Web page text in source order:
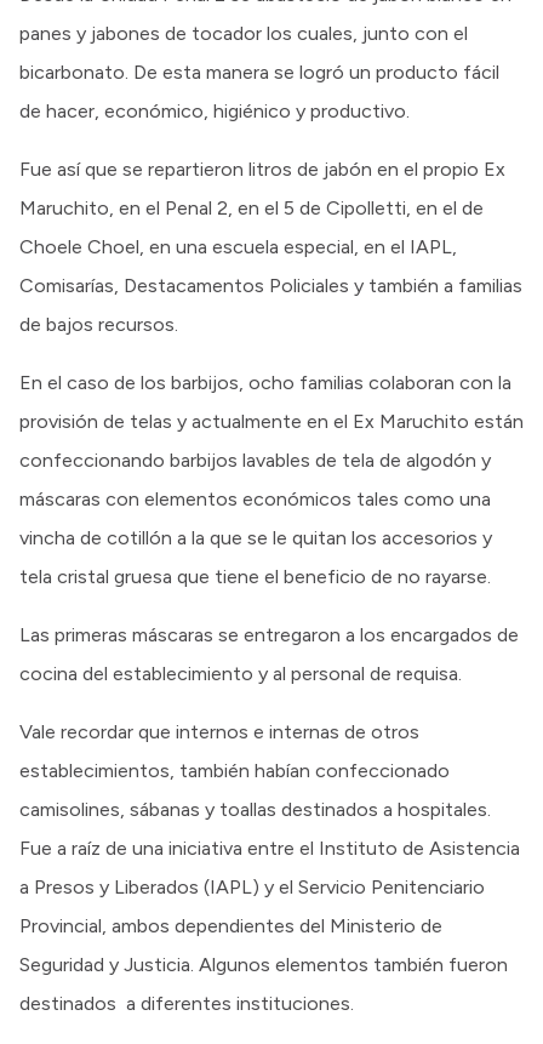
panes y jabones de tocador los cuales, junto con el
bicarbonato. De esta manera se logró un producto fácil
de hacer, económico, higiénico y productivo.
Fue así que se repartieron litros de jabón en el propio Ex
Maruchito, en el Penal 2, en el 5 de Cipolletti, en el de
Choele Choel, en una escuela especial, en el IAPL,
Comisarías, Destacamentos Policiales y también a familias
de bajos recursos.
En el caso de los barbijos, ocho familias colaboran con la
provisión de telas y actualmente en el Ex Maruchito están
confeccionando barbijos lavables de tela de algodón y
máscaras con elementos económicos tales como una
vincha de cotillón a la que se le quitan los accesorios y
tela cristal gruesa que tiene el beneficio de no rayarse.
Las primeras máscaras se entregaron a los encargados de
cocina del establecimiento y al personal de requisa.
Vale recordar que internos e internas de otros
establecimientos, también habían confeccionado
camisolines, sábanas y toallas destinados a hospitales.
Fue a raíz de una iniciativa entre el Instituto de Asistencia
a Presos y Liberados (IAPL) y el Servicio Penitenciario
Provincial, ambos dependientes del Ministerio de
Seguridad y Justicia. Algunos elementos también fueron
destinados a diferentes instituciones.